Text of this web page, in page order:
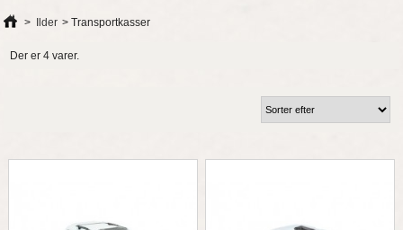
> Ilder > Transportkasser
Der er 4 varer.